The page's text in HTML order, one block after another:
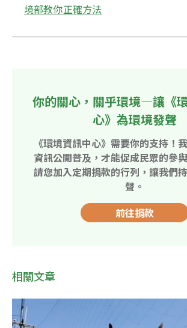
境部教你正確方法
你的關心，關乎環境—讓《
心》為環境發聲
《環境資訊中心》需要你的支持！
資訊公開普及，才能促成民眾的參
請您加入定期捐款的行列，讓我們
聲。
前往捐款
相關文章